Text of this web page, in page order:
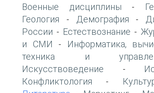
Военные дисциплины -
Геология - Демография -
России - Естествознание -
и СМИ -
Информатика,
техника и
Искусствоведение -
Конфликтология -